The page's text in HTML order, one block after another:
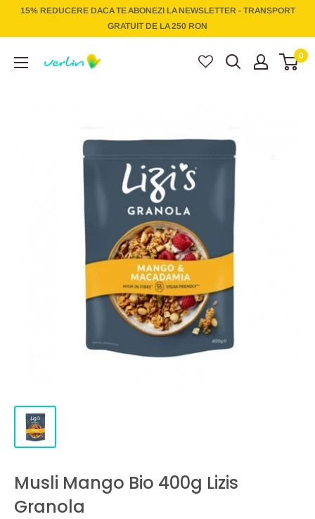
15% REDUCERE DACA TE ABONEZI LA NEWSLETTER - TRANSPORT
GRATUIT DE LA 250 RON
0
Musli Mango Bio 400g Lizis
Granola